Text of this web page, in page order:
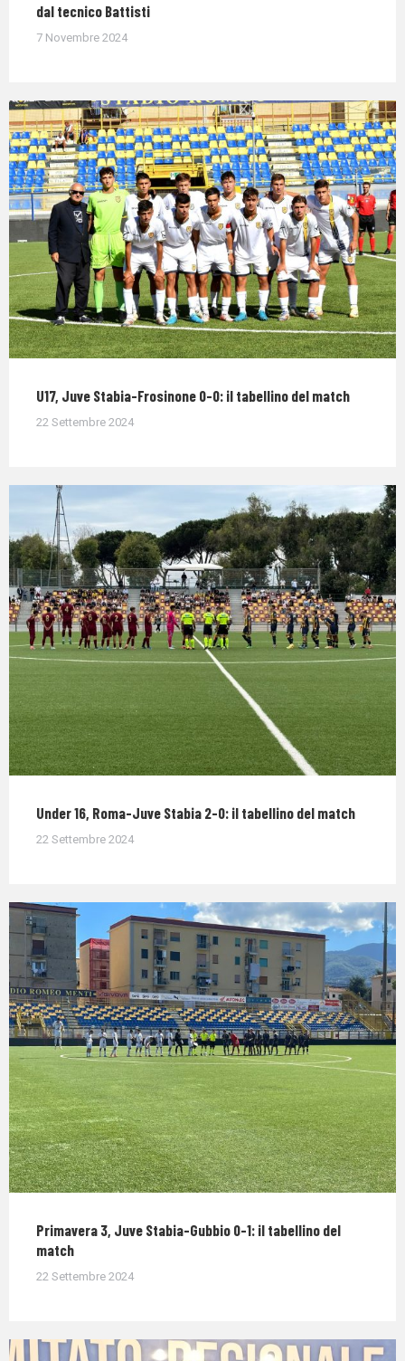
dal tecnico Battisti
7 Novembre 2024
U17, Juve Stabia-Frosinone 0-0: il tabellino del match
22 Settembre 2024
Under 16, Roma-Juve Stabia 2-0: il tabellino del match
22 Settembre 2024
Primavera 3, Juve Stabia-Gubbio 0-1: il tabellino del
match
22 Settembre 2024